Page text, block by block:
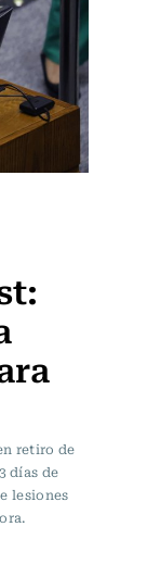
retiro de
días de
lesiones